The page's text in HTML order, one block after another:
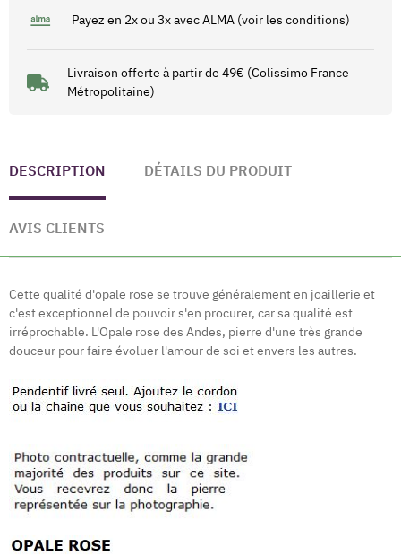
Payez en 2x ou 3x avec ALMA (voir les conditions)
Livraison offerte à partir de 49€ (Colissimo France
Métropolitaine)
DESCRIPTION DÉTAILS DU PRODUIT
AVIS CLIENTS
Cette qualité d'opale rose se trouve généralement en joaillerie et
c'est exceptionnel de pouvoir s'en procurer, car sa qualité est
irréprochable. L'Opale rose des Andes, pierre d'une très grande
douceur pour faire évoluer l'amour de soi et envers les autres.